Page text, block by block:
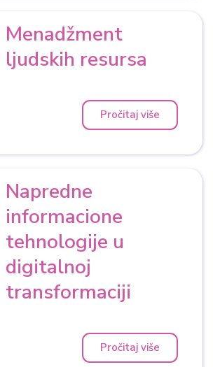
Menadžment
ljudskih resursa
Pročitaj više
Napredne
informacione
tehnologije u
digitalnoj
transformaciji
Pročitaj više